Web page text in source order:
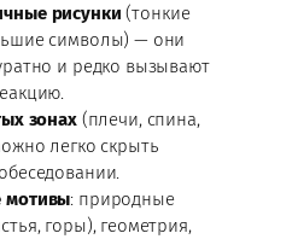
рисунки (тонкие
символы) — они
и редко вызывают
зонах(плечи, спина,
легко скрыть
мотивы: природные
горы), геометрия,